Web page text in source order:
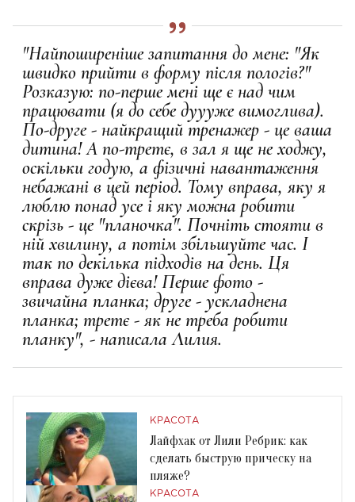
"Найпоширеніше запитання до мене: "Як
швидко прийти в форму після пологів?"
Розказую: по-перше мені ще є над чим
працювати (я до себе дуууже вимоглива).
По-друге - найкращий тренажер - це ваша
дитина! А по-третє, в зал я ще не ходжу,
оскільки годую, а фізичні навантаження
небажані в цей період. Тому вправа, яку я
люблю понад усе і яку можна робити
скрізь - це "планочка". Почніть стояти в
ній хвилину, а потім збільшуйте час. І
так по декілька підходів на день. Ця
вправа дуже дієва! Перше фото -
звичайна планка; друге - ускладнена
планка; третє - як не треба робити
планку", - написала Лилия.
КРАСОТА
Лайфхак от Лили Ребрик: как
сделать быструю прическу на
пляже?
КРАСОТА